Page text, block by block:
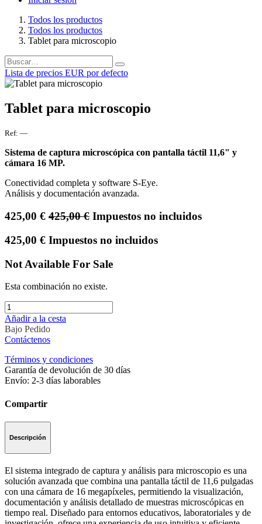
Todos los productos
Todos los productos
Tablet para microscopio
Lista de precios EUR por defecto
Tablet para microscopio
Ref: —
Sistema de captura microscópica con pantalla táctil 11,6" y
cámara 16 MP.
Conectividad completa y software S-Eye.
Análisis y documentación avanzada.
425,00 € 425,00€ Impuestos no incluidos
425,00 € Impuestos no incluidos
Not Available For Sale
Esta combinación no existe.
Añadir a la cesta
Bajo Pedido
Contáctenos
Términos y condiciones
Garantía de devolución de 30 días
Envío: 2-3 días laborables
Compartir
Descripción
El sistema integrado de captura y análisis para microscopio es una
solución avanzada que combina una pantalla táctil de 11,6 pulgadas
con una cámara de 16 megapíxeles, permitiendo la visualización,
documentación y análisis detallado de muestras microscópicas en
tiempo real. Diseñado para entornos educativos, laboratoriales y de